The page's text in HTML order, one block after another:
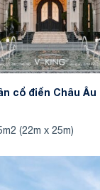
cổ điển Châu Âu
(22m x 25m)